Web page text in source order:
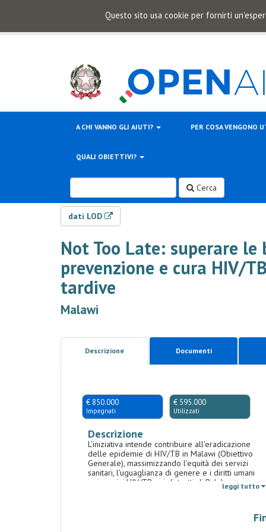
Questo sito usa cookie per fornirti
A CHI VANNO GLI AIUTI? PER COSA VENGONO
QUALI OBIETTIVI?
Cerca
dati LOD
Not Too Late: superare le
prevenzione e cura HIV/
tardive
Malawi
Descrizione Documenti
€ 850.000
Impegnati
€ 595.000
Utilizzati
Descrizione
L'iniziativa intende contribuire all'eradicazione
delle epidemie di HIV/TB in Malawi (Obiettivo
Generale), massimizzando l'equità dei servizi
sanitari, l'uguaglianza di genere e i diritti umani
nei servizi HIV/TB nei distretti di Balaka e
Blantyre (Obiettivo Specifico). Per fare questo, si
prevenzione, diagnosi, cura e supporto di HIV/TB
leggi tutto